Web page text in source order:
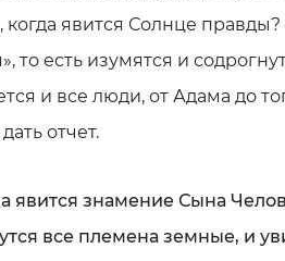
когда явится Солнце
то есть изумятся и
и все люди, от Адама до
отчет.
явится знамение Сына
все племена земные, и